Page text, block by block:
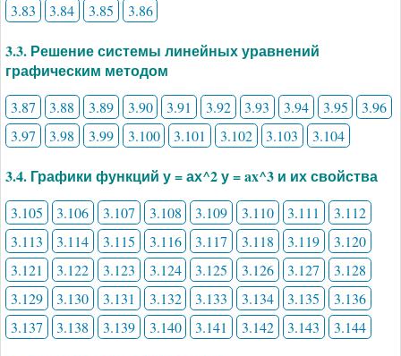
3.83
3.84 3.85 3.86
3.3. Решение системы линейных уравнений
графическим методом
3.87 3.88 3.89 3.90 3.91 3.92 3.93 3.94 3.95
3.96
3.97
3.98 3.99 3.100 3.101 3.102 3.103 3.104
3.4. Графики функций у = ах^2 у = ax^3 и их свойства
3.105 3.106 3.107 3.108 3.109 3.110 3.111
3.112
3.113
3.114 3.115 3.116 3.117 3.118 3.119
3.120
3.121
3.122 3.123 3.124 3.125 3.126 3.127
3.128
3.129
3.130 3.131 3.132 3.133 3.134 3.135
3.136
3.137
3.138 3.139 3.140 3.141 3.142 3.143 3.144